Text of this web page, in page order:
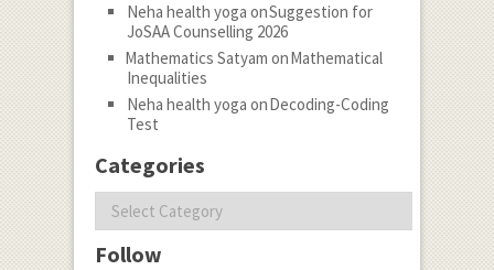
Neha health yoga onSuggestion for
JoSAA Counselling 2026
Mathematics Satyam onMathematical
Inequalities
Neha health yoga onDecoding-Coding
Test
Categories
Categories
Follow